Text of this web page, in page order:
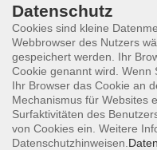
Datenschutz
Cookies sind kleine
Webbrowser des Nutzers
gespeichert werden. Ihr
Cookie genannt wird. Wenn
Ihr Browser das Cookie an
Mechanismus für Websites
Surfaktivitäten des
von Cookies ein. Weitere
Datenschutzhinweisen.